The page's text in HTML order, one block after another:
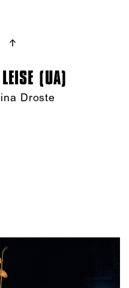
(UA)
Droste